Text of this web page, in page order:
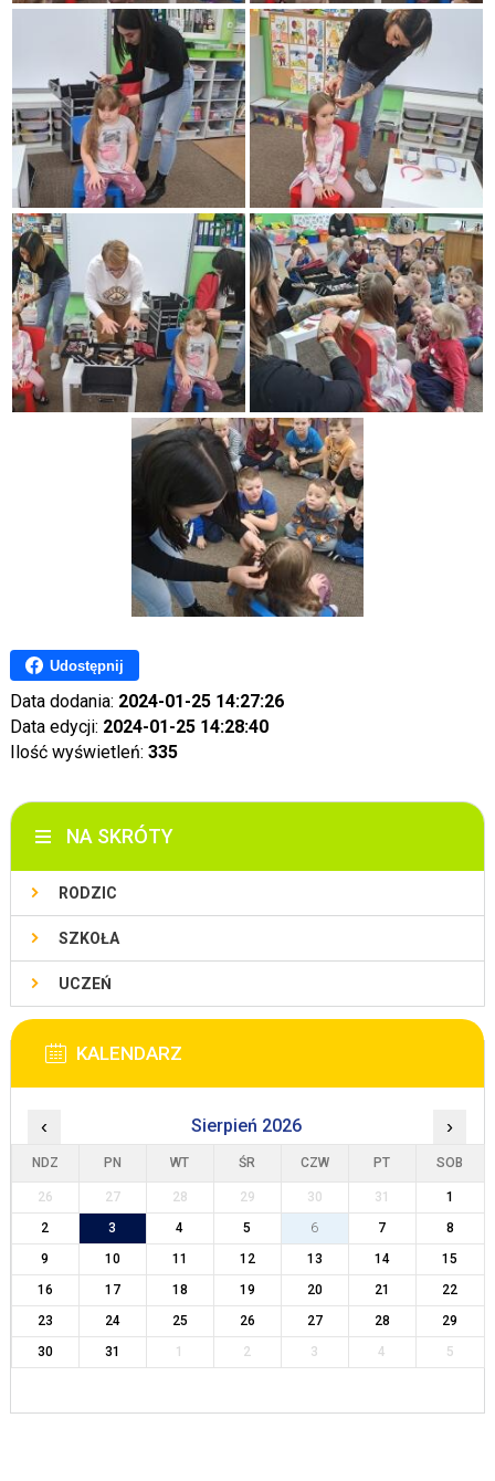
Udostępnij
Data dodania: 2024-01-25 14:27:26
Data edycji: 2024-01-25 14:28:40
Ilość wyświetleń: 335
NA SKRÓTY
RODZIC
SZKOŁA
UCZEŃ
KALENDARZ
‹ Sierpień 2026 ›
NDZ PN WT ŚR CZW PT SOB
26 27 28 29 30 31
1
2
3 4 5 6 7
8
9
10 11 12 13 14
15
16
17 18 19 20 21
22
23
24 25 26 27 28
29
30
31 1 2 3 4 5